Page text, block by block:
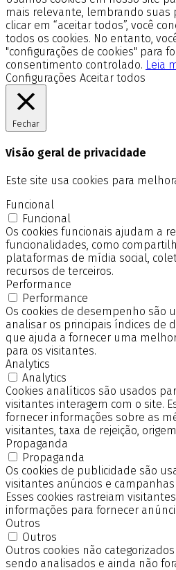
mais relevante, lembrando suas
clicar em “aceitar todos”, você
todos os cookies. No entanto,
"configurações de cookies" para
consentimento controlado. Leia
Configurações Aceitar todos
Fechar
Visão geral de privacidade
Este site usa cookies para
Funcional
Funcional
Os cookies funcionais ajudam a
funcionalidades, como
plataformas de mídia social,
recursos de terceiros.
Performance
Performance
Os cookies de desempenho são
analisar os principais índices de
que ajuda a fornecer uma
para os visitantes.
Analytics
Analytics
Cookies analíticos são usados
visitantes interagem com o site.
fornecer informações sobre as
visitantes, taxa de rejeição,
Propaganda
Propaganda
Os cookies de publicidade são
visitantes anúncios e
Esses cookies rastreiam
informações para fornecer
Outros
Outros
Outros cookies não
sendo analisados e ainda não